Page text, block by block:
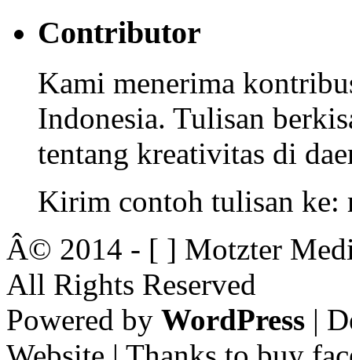
Contributor
Kami menerima
Indonesia. Tulisan
tentang kreativitas di
Kirim contoh tulisan ke:
Â© 2014 - [ ] Motzter
All Rights Reserved
Powered by WordPress |